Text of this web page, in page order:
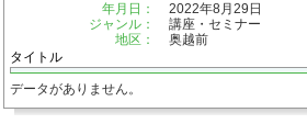
年月日：
2022年8月29日
ジャンル：
講座・セミナー
地区：
奥越前
タイトル
データがありません。